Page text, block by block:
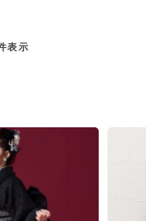
表示